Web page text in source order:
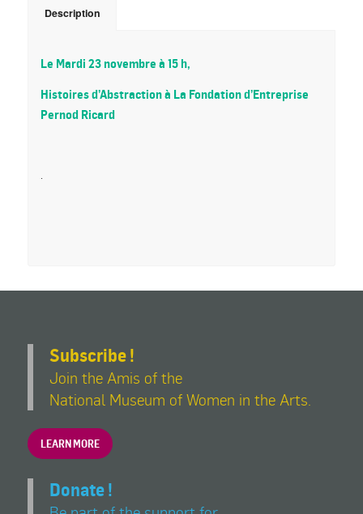
Description
Le Mardi 23 novembre à 15 h,
Histoires d’Abstraction à La Fondation d’Entreprise
Pernod Ricard
Subscribe !
Join the Amis of the
National Museum of Women in the Arts.
LEARN MORE
Donate !